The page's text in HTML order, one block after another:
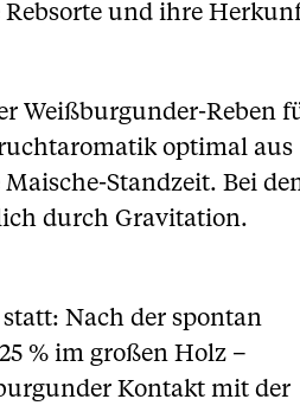
Rebsorte und ihre
Weißburgunder-Reben
optimal aus
Standzeit. Bei
durch Gravitation.
Nach der spontan
% im großen Holz –
Kontakt mit der